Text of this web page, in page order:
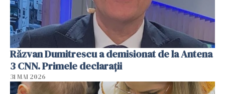
Răzvan Dumitrescu a demisionat de la Antena
3 CNN. Primele declarații
31 MAI 2026